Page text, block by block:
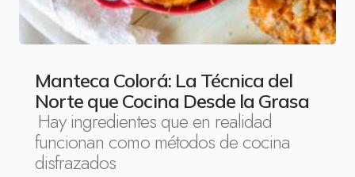
Manteca Colorá: La Técnica del
Norte que Cocina Desde la Grasa
Hay ingredientes que en realidad
funcionan como métodos de cocina
disfrazados